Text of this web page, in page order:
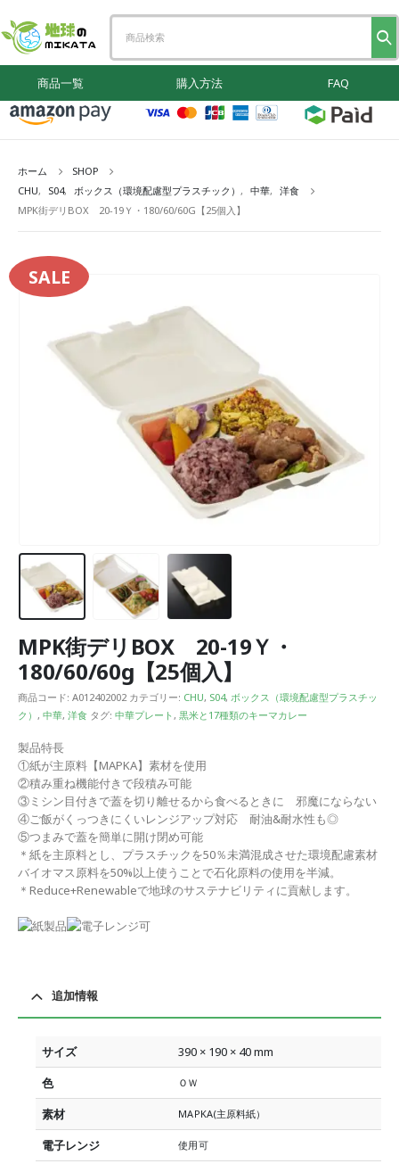
商品一覧 購入方法 FAQ
ホーム
SHOP
CHU, S04, ボックス（環境配慮型プラスチック） , 中華, 洋食
MPK街デリBOX 20-19Ｙ・180/60/60G【25個入】
SALE
MPK街デリBOX 20-19Ｙ・
180/60/60g【25個入】
商品コード: A012402002 カテゴリー: CHU, S04, ボックス（環境配慮型プラスチッ
ク） , 中華, 洋食 タグ: 中華プレート , 黒米と17種類のキーマカレー
製品特長
①紙が主原料【MAPKA】素材を使用
②積み重ね機能付きで段積み可能
③ミシン目付きで蓋を切り離せるから食べるときに 邪魔にならない
④ご飯がくっつきにくいレンジアップ対応 耐油&耐水性も◎
⑤つまみで蓋を簡単に開け閉め可能
＊紙を主原料とし、プラスチックを50％未満混成させた環境配慮素材
バイオマス原料を50%以上使うことで石化原料の使用を半減。
＊Reduce+Renewableで地球のサステナビリティに貢献します。
追加情報
サイズ
390 × 190 × 40 mm
色
ＯＷ
素材 MAPKA(主原料紙）
電子レンジ 使用可